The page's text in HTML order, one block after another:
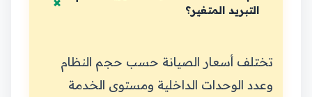
التبريد المتغير؟
تختلف أسعار الصيانة حسب حجم النظام
وعدد الوحدات الداخلية ومستوى الخدمة